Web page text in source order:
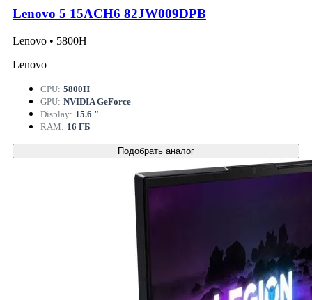
Lenovo 5 15ACH6 82JW009DPB
Lenovo • 5800H
Lenovo
CPU: 5800H
GPU: NVIDIA GeForce
Display: 15.6 "
RAM: 16 ГБ
Подобрать аналог